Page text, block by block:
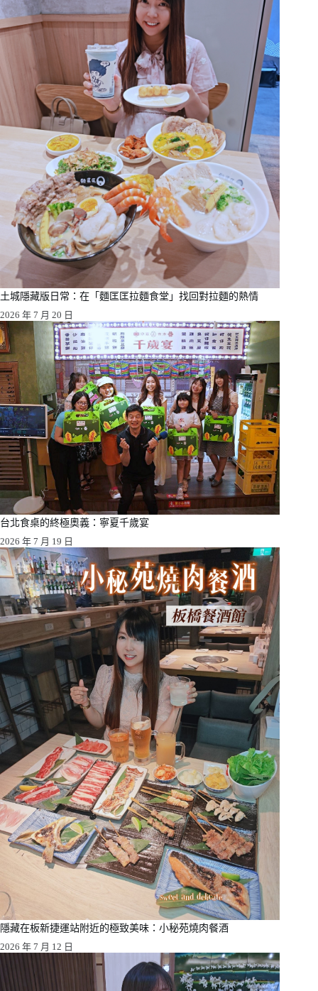
土城隱藏版日常：在「麵匡匡拉麵食堂」找回對拉麵的熱情
2026 年 7 月 20 日
台北食桌的終極奧義：寧夏千歲宴
2026 年 7 月 19 日
隱藏在板新捷運站附近的極致美味：小秘苑燒肉餐酒
2026 年 7 月 12 日